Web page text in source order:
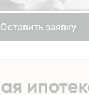
Оставить заявку